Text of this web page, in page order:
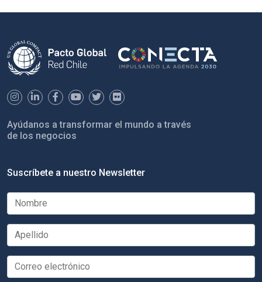
Ayúdanos a transformar el mundo a través
de los negocios
Suscríbete a nuestro Newsletter